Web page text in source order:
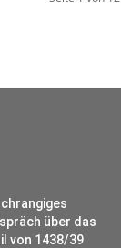
über das
von 1438/39